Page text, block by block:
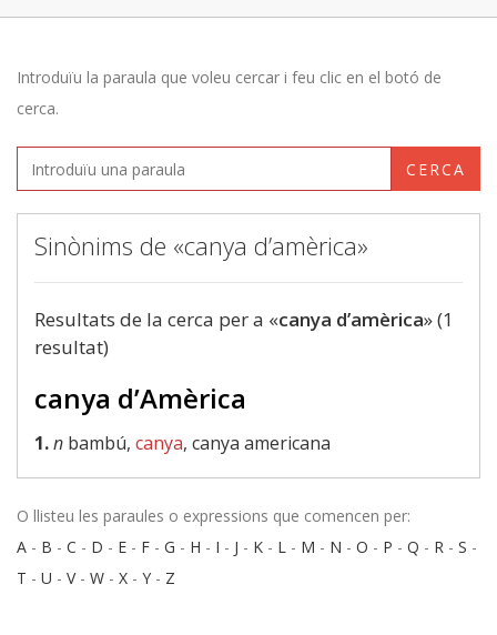
Introduïu la paraula que voleu cercar i feu clic en el botó de
cerca.
CERCA
Sinònims de «canya d’amèrica»
Resultats de la cerca per a «canya d’amèrica» (1
resultat)
canya d’Amèrica
1.n bambú, canya, canya americana
O llisteu les paraules o expressions que comencen per:
A - B - C - D - E - F - G - H - I - J - K - L - M - N - O - P - Q - R - S -
T - U - V- W - X - Y - Z